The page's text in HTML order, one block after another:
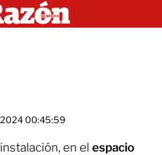
00:45:59
en el espacio